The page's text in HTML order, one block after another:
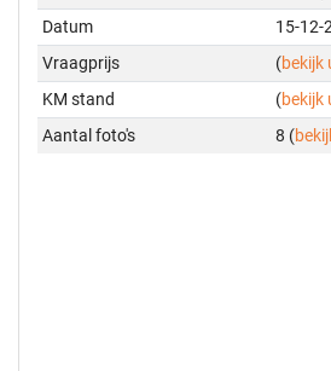
Datum
15-12-
Vraagprijs
(bekijk
KM stand
(bekijk
Aantal foto's
8 (